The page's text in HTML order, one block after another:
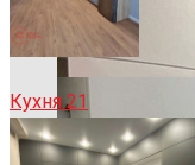
Кухня 21